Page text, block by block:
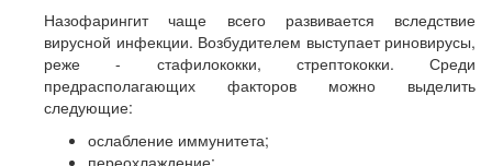
Назофарингит чаще всего развивается вследствие
вирусной инфекции. Возбудителем выступает риновирусы,
реже - стафилококки, стрептококки. Среди
предрасполагающих факторов можно выделить
следующие:
ослабление иммунитета;